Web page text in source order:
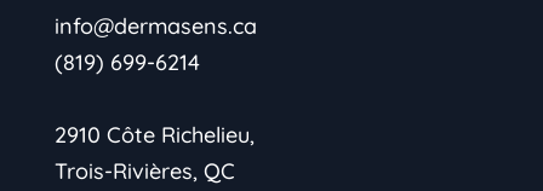
info@dermasens.ca
(819) 699-6214
2910 Côte Richelieu,
Trois-Rivières, QC